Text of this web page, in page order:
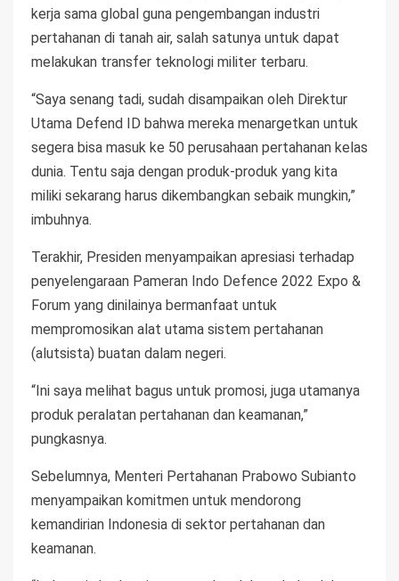
kerja sama global guna pengembangan industri
pertahanan di tanah air, salah satunya untuk dapat
melakukan transfer teknologi militer terbaru.
“Saya senang tadi, sudah disampaikan oleh Direktur
Utama Defend ID bahwa mereka menargetkan untuk
segera bisa masuk ke 50 perusahaan pertahanan kelas
dunia. Tentu saja dengan produk-produk yang kita
miliki sekarang harus dikembangkan sebaik mungkin,”
imbuhnya.
Terakhir, Presiden menyampaikan apresiasi terhadap
penyelengaraan Pameran Indo Defence 2022 Expo &
Forum yang dinilainya bermanfaat untuk
mempromosikan alat utama sistem pertahanan
(alutsista) buatan dalam negeri.
“Ini saya melihat bagus untuk promosi, juga utamanya
produk peralatan pertahanan dan keamanan,”
pungkasnya.
Sebelumnya, Menteri Pertahanan Prabowo Subianto
menyampaikan komitmen untuk mendorong
kemandirian Indonesia di sektor pertahanan dan
keamanan.